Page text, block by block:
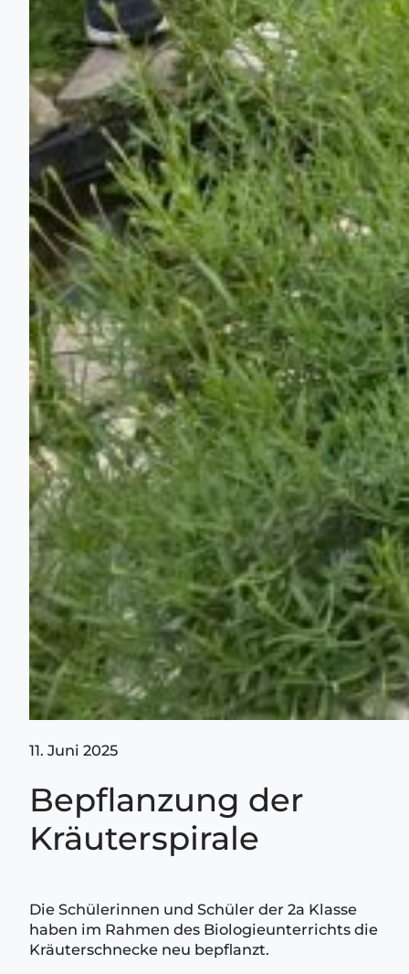
11. Juni 2025
Bepflanzung der
Kräuterspirale
Die Schülerinnen und Schüler der 2a Klasse
haben im Rahmen des Biologieunterrichts die
Kräuterschnecke neu bepflanzt.